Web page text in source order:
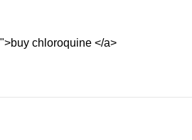
chloroquine </a>